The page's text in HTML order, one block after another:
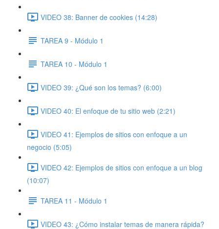
VIDEO 38: Banner de cookies (14:28)
TAREA 9 - Módulo 1
TAREA 10 - Módulo 1
VIDEO 39: ¿Qué son los temas? (6:00)
VIDEO 40: El enfoque de tu sitio web (2:21)
VIDEO 41: Ejemplos de sitios con enfoque a un
negocio (5:05)
VIDEO 42: Ejemplos de sitios con enfoque a un blog
(10:07)
TAREA 11 - Módulo 1
VIDEO 43: ¿Cómo instalar temas de manera rápida?